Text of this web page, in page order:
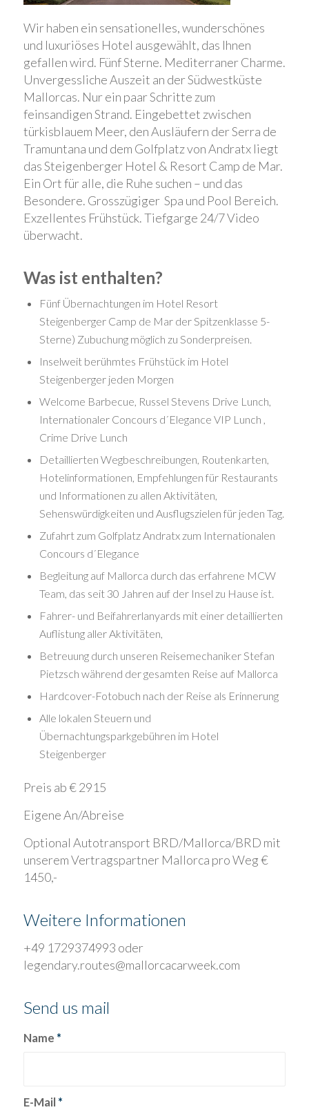
Wir haben ein sensationelles, wunderschönes
und luxuriöses Hotel ausgewählt, das Ihnen
gefallen wird. Fünf Sterne. Mediterraner Charme.
Unvergessliche Auszeit an der Südwestküste
Mallorcas. Nur ein paar Schritte zum
feinsandigen Strand. Eingebettet zwischen
türkisblauem Meer, den Ausläufern der Serra de
Tramuntana und dem Golfplatz von Andratx liegt
das Steigenberger Hotel & Resort Camp de Mar.
Ein Ort für alle, die Ruhe suchen – und das
Besondere. Grosszügiger Spa und Pool Bereich.
Exzellentes Frühstück. Tiefgarge 24/7 Video
überwacht.
Was ist enthalten?
Fünf Übernachtungen im Hotel Resort
Steigenberger Camp de Mar der Spitzenklasse 5-
Sterne) Zubuchung möglich zu Sonderpreisen.
Inselweit berühmtes Frühstück im Hotel
Steigenberger jeden Morgen
Welcome Barbecue, Russel Stevens Drive Lunch,
Internationaler Concours d´Elegance VIP Lunch ,
Crime Drive Lunch
Detaillierten Wegbeschreibungen, Routenkarten,
Hotelinformationen, Empfehlungen für Restaurants
und Informationen zu allen Aktivitäten,
Sehenswürdigkeiten und Ausflugszielen für jeden Tag.
Zufahrt zum Golfplatz Andratx zum Internationalen
Concours d´Elegance
Begleitung auf Mallorca durch das erfahrene MCW
Team, das seit 30 Jahren auf der Insel zu Hause ist.
Fahrer- und Beifahrerlanyards mit einer detaillierten
Auflistung aller Aktivitäten,
Betreuung durch unseren Reisemechaniker Stefan
Pietzsch während der gesamten Reise auf Mallorca
Hardcover-Fotobuch nach der Reise als Erinnerung
Alle lokalen Steuern und
Übernachtungsparkgebühren im Hotel
Steigenberger
Preis ab € 2915
Eigene An/Abreise
Optional Autotransport BRD/Mallorca/BRD mit
unserem Vertragspartner Mallorca pro Weg €
1450,-
Weitere Informationen
+49 1729374993 oder
legendary.routes@mallorcacarweek.com
Send us mail
Name *
E-Mail *